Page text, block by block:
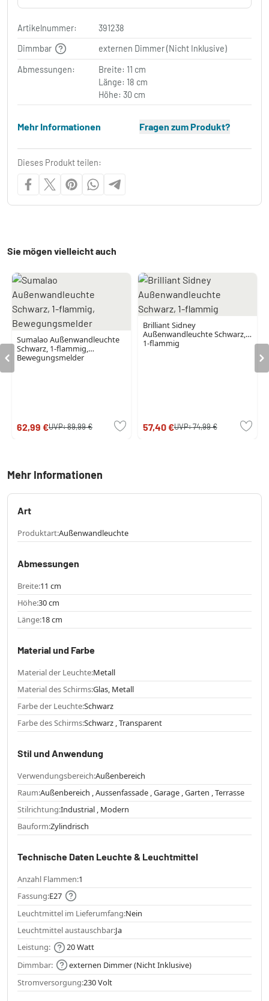
Artikelnummer:
391238
Dimmbar
externen Dimmer (Nicht Inklusive)
Abmessungen:
Breite: 11 cm
Länge: 18 cm
Höhe: 30 cm
Mehr Informationen Fragen zum Produkt?
Dieses Produkt teilen:
Sie mögen vielleicht auch
Sumalao Außenwandleuchte
Schwarz, 1-flammig,
Bewegungsmelder
62,99 €UVP:89,99 €
Brilliant Sidney
Außenwandleuchte Schwarz,
1-flammig
57,40 €UVP:74,99 €
Mehr Informationen
Art
Produktart:Außenwandleuchte
Abmessungen
Breite:11 cm
Höhe:30 cm
Länge:18 cm
Material und Farbe
Material der Leuchte:Metall
Material des Schirms:Glas, Metall
Farbe der Leuchte:Schwarz
Farbe des Schirms:Schwarz , Transparent
Stil und Anwendung
Verwendungsbereich:Außenbereich
Raum:Außenbereich , Aussenfassade , Garage , Garten , Terrasse
Stilrichtung:Industrial , Modern
Bauform:Zylindrisch
Technische Daten Leuchte & Leuchtmittel
Anzahl Flammen:1
Fassung:E27
Leuchtmittel im Lieferumfang:Nein
Leuchtmittel austauschbar:Ja
Leistung:
20 Watt
Dimmbar:
externen Dimmer (Nicht Inklusive)
Stromversorgung:230 Volt